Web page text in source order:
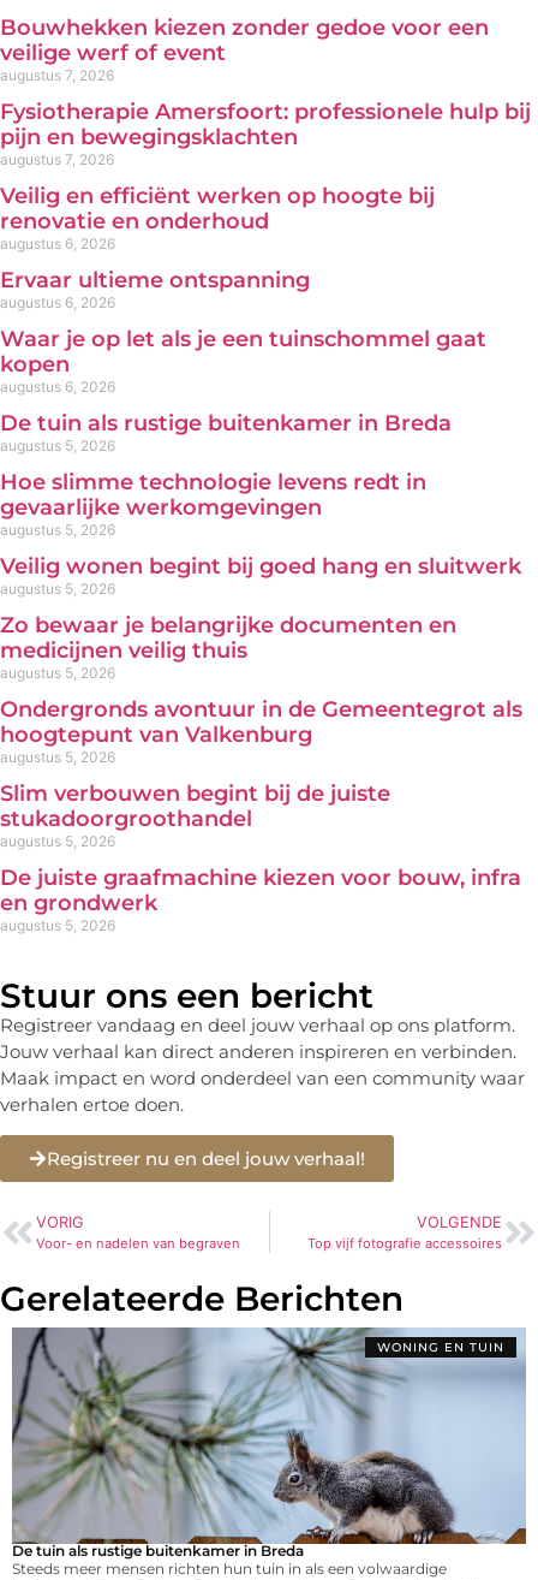
Bouwhekken kiezen zonder gedoe voor een
veilige werf of event
augustus 7, 2026
Fysiotherapie Amersfoort: professionele hulp bij
pijn en bewegingsklachten
augustus 7, 2026
Veilig en efficiënt werken op hoogte bij
renovatie en onderhoud
augustus 6, 2026
Ervaar ultieme ontspanning
augustus 6, 2026
Waar je op let als je een tuinschommel gaat
kopen
augustus 6, 2026
De tuin als rustige buitenkamer in Breda
augustus 5, 2026
Hoe slimme technologie levens redt in
gevaarlijke werkomgevingen
augustus 5, 2026
Veilig wonen begint bij goed hang en sluitwerk
augustus 5, 2026
Zo bewaar je belangrijke documenten en
medicijnen veilig thuis
augustus 5, 2026
Ondergronds avontuur in de Gemeentegrot als
hoogtepunt van Valkenburg
augustus 5, 2026
Slim verbouwen begint bij de juiste
stukadoorgroothandel
augustus 5, 2026
De juiste graafmachine kiezen voor bouw, infra
en grondwerk
augustus 5, 2026
Stuur ons een bericht
Registreer vandaag en deel jouw verhaal op ons platform.
Jouw verhaal kan direct anderen inspireren en verbinden.
Maak impact en word onderdeel van een community waar
verhalen ertoe doen.
Registreer nu en deel jouw verhaal!
VORIG
Voor- en nadelen van begraven
VOLGENDE
Top vijf fotografie accessoires
Gerelateerde Berichten
WONING EN TUIN
De tuin als rustige buitenkamer in Breda
Steeds meer mensen richten hun tuin in als een volwaardige